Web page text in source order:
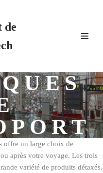
de
offre un large choix de
après votre voyage. Les trois
variété de produits détaxés,